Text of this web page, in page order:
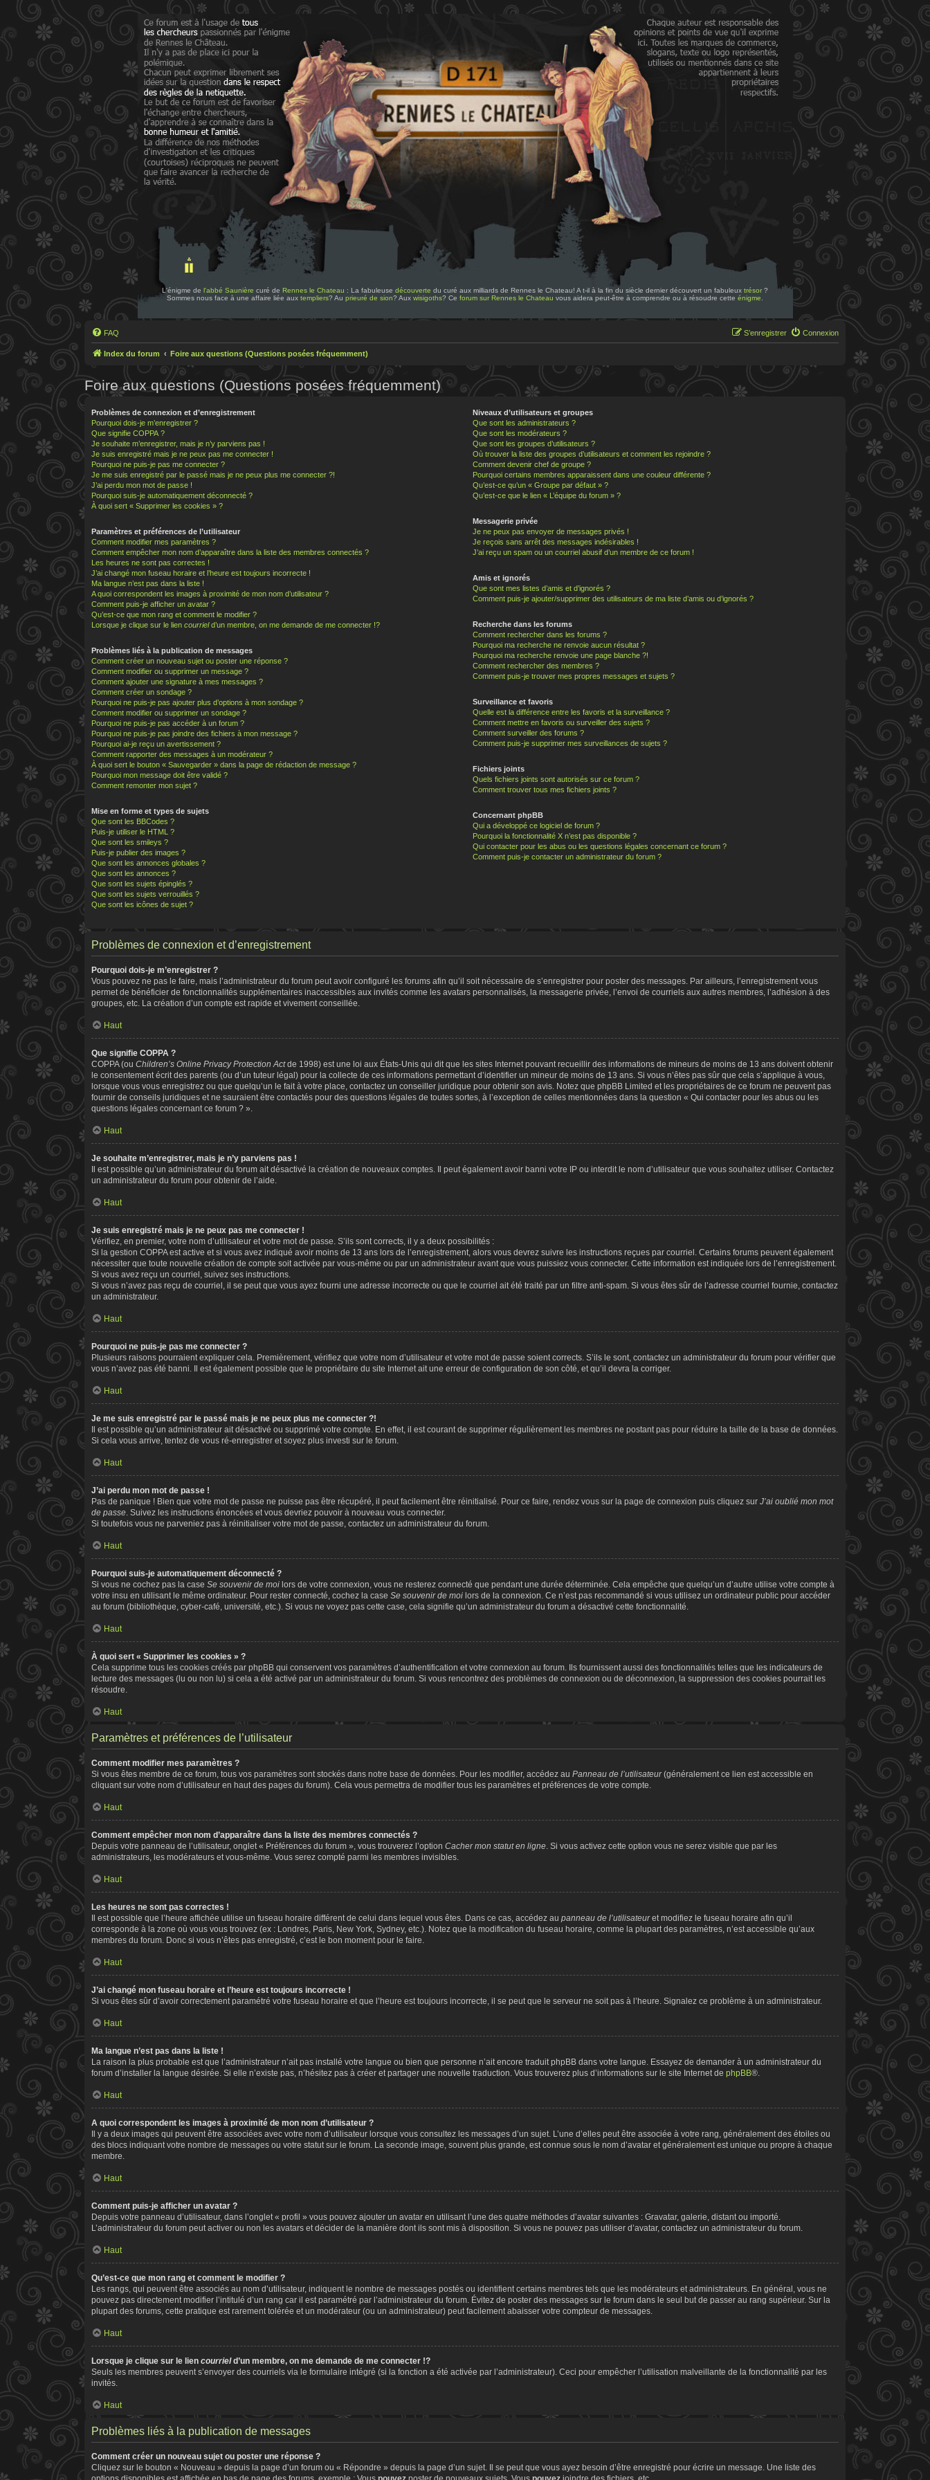
L'énigme de l'abbé Saunière curé de Rennes le Chateau : La fabuleuse découverte du curé aux milliards de Rennes le Chateau! A t-il à la fin du siècle dernier découvert un fabuleux trésor ?
Sommes nous face à une affaire liée aux templiers? Au prieuré de sion? Aux wisigoths? Ce forum sur Rennes le Chateau vous aidera peut-être à comprendre ou à résoudre cette énigme
FAQ Connexion
S’enregistrer
Index du forum Foire aux questions (Questions posées fréquemment)
Foire aux questions (Questions posées fréquemment)
Problèmes de connexion et d’enregistrement
Pourquoi dois-je m’enregistrer ?
Que signifie COPPA ?
Je souhaite m’enregistrer, mais je n’y parviens pas !
Je suis enregistré mais je ne peux pas me connecter !
Pourquoi ne puis-je pas me connecter ?
Je me suis enregistré par le passé mais je ne peux plus me connecter ?!
J’ai perdu mon mot de passe !
Pourquoi suis-je automatiquement déconnecté ?
À quoi sert « Supprimer les cookies » ?
Paramètres et préférences de l’utilisateur
Comment modifier mes paramètres ?
Comment empêcher mon nom d’apparaître dans la liste des membres connectés ?
Les heures ne sont pas correctes !
J’ai changé mon fuseau horaire et l’heure est toujours incorrecte !
Ma langue n’est pas dans la liste !
A quoi correspondent les images à proximité de mon nom d’utilisateur ?
Comment puis-je afficher un avatar ?
Qu’est-ce que mon rang et comment le modifier ?
Lorsque je clique sur le lien courrield’un membre, on me demande de me connecter !?
Problèmes liés à la publication de messages
Comment créer un nouveau sujet ou poster une réponse ?
Comment modifier ou supprimer un message ?
Comment ajouter une signature à mes messages ?
Comment créer un sondage ?
Pourquoi ne puis-je pas ajouter plus d’options à mon sondage ?
Comment modifier ou supprimer un sondage ?
Pourquoi ne puis-je pas accéder à un forum ?
Pourquoi ne puis-je pas joindre des fichiers à mon message ?
Pourquoi ai-je reçu un avertissement ?
Comment rapporter des messages à un modérateur ?
À quoi sert le bouton « Sauvegarder » dans la page de rédaction de message ?
Pourquoi mon message doit être validé ?
Comment remonter mon sujet ?
Mise en forme et types de sujets
Que sont les BBCodes ?
Puis-je utiliser le HTML ?
Que sont les smileys ?
Puis-je publier des images ?
Que sont les annonces globales ?
Que sont les annonces ?
Que sont les sujets épinglés ?
Que sont les sujets verrouillés ?
Que sont les icônes de sujet ?
Niveaux d’utilisateurs et groupes
Que sont les administrateurs ?
Que sont les modérateurs ?
Que sont les groupes d’utilisateurs ?
Où trouver la liste des groupes d’utilisateurs et comment les rejoindre ?
Comment devenir chef de groupe ?
Pourquoi certains membres apparaissent dans une couleur différente ?
Qu’est-ce qu’un « Groupe par défaut » ?
Qu’est-ce que le lien « L’équipe du forum » ?
Messagerie privée
Je ne peux pas envoyer de messages privés !
Je reçois sans arrêt des messages indésirables !
J’ai reçu un spam ou un courriel abusif d’un membre de ce forum !
Amis et ignorés
Que sont mes listes d’amis et d’ignorés ?
Comment puis-je ajouter/supprimer des utilisateurs de ma liste d’amis ou d’ignorés ?
Recherche dans les forums
Comment rechercher dans les forums ?
Pourquoi ma recherche ne renvoie aucun résultat ?
Pourquoi ma recherche renvoie une page blanche ?!
Comment rechercher des membres ?
Comment puis-je trouver mes propres messages et sujets ?
Surveillance et favoris
Quelle est la différence entre les favoris et la surveillance ?
Comment mettre en favoris ou surveiller des sujets ?
Comment surveiller des forums ?
Comment puis-je supprimer mes surveillances de sujets ?
Fichiers joints
Quels fichiers joints sont autorisés sur ce forum ?
Comment trouver tous mes fichiers joints ?
Concernant phpBB
Qui a développé ce logiciel de forum ?
Pourquoi la fonctionnalité X n’est pas disponible ?
Qui contacter pour les abus ou les questions légales concernant ce forum ?
Comment puis-je contacter un administrateur du forum ?
Problèmes de connexion et d’enregistrement
Pourquoi dois-je m’enregistrer ?
Vous pouvez ne pas le faire, mais l’administrateur du forum peut avoir configuré les forums afin qu’il soit nécessaire de s’enregistrer pour poster des messages. Par ailleurs, l’enregistrement vous
permet de bénéficier de fonctionnalités supplémentaires inaccessibles aux invités comme les avatars personnalisés, la messagerie privée, l’envoi de courriels aux autres membres, l’adhésion à des
groupes, etc. La création d’un compte est rapide et vivement conseillée.
Haut
Que signifie COPPA ?
COPPA (ou Children’s Online Privacy Protection Actde 1998) est une loi aux États-Unis qui dit que les sites Internet pouvant recueillir des informations de mineurs de moins de 13 ans doivent obtenir
le consentement écrit des parents (ou d’un tuteur légal) pour la collecte de ces informations permettant d’identifier un mineur de moins de 13 ans. Si vous n’êtes pas sûr que cela s’applique à vous,
lorsque vous vous enregistrez ou que quelqu’un le fait à votre place, contactez un conseiller juridique pour obtenir son avis. Notez que phpBB Limited et les propriétaires de ce forum ne peuvent pas
fournir de conseils juridiques et ne sauraient être contactés pour des questions légales de toutes sortes, à l’exception de celles mentionnées dans la question « Qui contacter pour les abus ou les
questions légales concernant ce forum ? ».
Haut
Je souhaite m’enregistrer, mais je n’y parviens pas !
Il est possible qu’un administrateur du forum ait désactivé la création de nouveaux comptes. Il peut également avoir banni votre IP ou interdit le nom d’utilisateur que vous souhaitez utiliser. Contactez
un administrateur du forum pour obtenir de l’aide.
Haut
Je suis enregistré mais je ne peux pas me connecter !
Vérifiez, en premier, votre nom d’utilisateur et votre mot de passe. S’ils sont corrects, il y a deux possibilités :
Si la gestion COPPA est active et si vous avez indiqué avoir moins de 13 ans lors de l’enregistrement, alors vous devrez suivre les instructions reçues par courriel. Certains forums peuvent également
nécessiter que toute nouvelle création de compte soit activée par vous-même ou par un administrateur avant que vous puissiez vous connecter. Cette information est indiquée lors de l’enregistrement.
Si vous avez reçu un courriel, suivez ses instructions.
Si vous n’avez pas reçu de courriel, il se peut que vous ayez fourni une adresse incorrecte ou que le courriel ait été traité par un filtre anti-spam. Si vous êtes sûr de l’adresse courriel fournie, contactez
un administrateur.
Haut
Pourquoi ne puis-je pas me connecter ?
Plusieurs raisons pourraient expliquer cela. Premièrement, vérifiez que votre nom d’utilisateur et votre mot de passe soient corrects. S’ils le sont, contactez un administrateur du forum pour vérifier que
vous n’avez pas été banni. Il est également possible que le propriétaire du site Internet ait une erreur de configuration de son côté, et qu’il devra la corriger.
Haut
Je me suis enregistré par le passé mais je ne peux plus me connecter ?!
Il est possible qu’un administrateur ait désactivé ou supprimé votre compte. En effet, il est courant de supprimer régulièrement les membres ne postant pas pour réduire la taille de la base de données.
Si cela vous arrive, tentez de vous ré-enregistrer et soyez plus investi sur le forum.
Haut
J’ai perdu mon mot de passe !
Pas de panique ! Bien que votre mot de passe ne puisse pas être récupéré, il peut facilement être réinitialisé. Pour ce faire, rendez vous sur la page de connexion puis cliquez sur J’ai oublié mon mot
de passe. Suivez les instructions énoncées et vous devriez pouvoir à nouveau vous connecter.
Si toutefois vous ne parveniez pas à réinitialiser votre mot de passe, contactez un administrateur du forum.
Haut
Pourquoi suis-je automatiquement déconnecté ?
Si vous ne cochez pas la case Se souvenir de moi lors de votre connexion, vous ne resterez connecté que pendant une durée déterminée. Cela empêche que quelqu’un d’autre utilise votre compte à
votre insu en utilisant le même ordinateur. Pour rester connecté, cochez la case Se souvenir de moi lors de la connexion. Ce n’est pas recommandé si vous utilisez un ordinateur public pour accéder
au forum (bibliothèque, cyber-café, université, etc.). Si vous ne voyez pas cette case, cela signifie qu’un administrateur du forum a désactivé cette fonctionnalité.
Haut
À quoi sert « Supprimer les cookies » ?
Cela supprime tous les cookies créés par phpBB qui conservent vos paramètres d’authentification et votre connexion au forum. Ils fournissent aussi des fonctionnalités telles que les indicateurs de
lecture des messages (lu ou non lu) si cela a été activé par un administrateur du forum. Si vous rencontrez des problèmes de connexion ou de déconnexion, la suppression des cookies pourrait les
résoudre.
Haut
Paramètres et préférences de l’utilisateur
Comment modifier mes paramètres ?
Si vous êtes membre de ce forum, tous vos paramètres sont stockés dans notre base de données. Pour les modifier, accédez au Panneau de l’utilisateur(généralement ce lien est accessible en
cliquant sur votre nom d’utilisateur en haut des pages du forum). Cela vous permettra de modifier tous les paramètres et préférences de votre compte.
Haut
Comment empêcher mon nom d’apparaître dans la liste des membres connectés ?
Depuis votre panneau de l’utilisateur, onglet « Préférences du forum », vous trouverez l’option Cacher mon statut en ligne. Si vous activez cette option vous ne serez visible que par les
administrateurs, les modérateurs et vous-même. Vous serez compté parmi les membres invisibles.
Haut
Les heures ne sont pas correctes !
Il est possible que l’heure affichée utilise un fuseau horaire différent de celui dans lequel vous êtes. Dans ce cas, accédez au panneau de l’utilisateuret modifiez le fuseau horaire afin qu’il
corresponde à la zone où vous vous trouvez (ex : Londres, Paris, New York, Sydney, etc.). Notez que la modification du fuseau horaire, comme la plupart des paramètres, n’est accessible qu’aux
membres du forum. Donc si vous n’êtes pas enregistré, c’est le bon moment pour le faire.
Haut
J’ai changé mon fuseau horaire et l’heure est toujours incorrecte !
Si vous êtes sûr d’avoir correctement paramétré votre fuseau horaire et que l’heure est toujours incorrecte, il se peut que le serveur ne soit pas à l’heure. Signalez ce problème à un administrateur.
Haut
Ma langue n’est pas dans la liste !
La raison la plus probable est que l’administrateur n’ait pas installé votre langue ou bien que personne n’ait encore traduit phpBB dans votre langue. Essayez de demander à un administrateur du
forum d’installer la langue désirée. Si elle n’existe pas, n’hésitez pas à créer et partager une nouvelle traduction. Vous trouverez plus d’informations sur le site Internet de phpBB®.
Haut
A quoi correspondent les images à proximité de mon nom d’utilisateur ?
Il y a deux images qui peuvent être associées avec votre nom d’utilisateur lorsque vous consultez les messages d’un sujet. L’une d’elles peut être associée à votre rang, généralement des étoiles ou
des blocs indiquant votre nombre de messages ou votre statut sur le forum. La seconde image, souvent plus grande, est connue sous le nom d’avatar et généralement est unique ou propre à chaque
membre.
Haut
Comment puis-je afficher un avatar ?
Depuis votre panneau d’utilisateur, dans l’onglet « profil » vous pouvez ajouter un avatar en utilisant l’une des quatre méthodes d’avatar suivantes : Gravatar, galerie, distant ou importé.
L’administrateur du forum peut activer ou non les avatars et décider de la manière dont ils sont mis à disposition. Si vous ne pouvez pas utiliser d’avatar, contactez un administrateur du forum.
Haut
Qu’est-ce que mon rang et comment le modifier ?
Les rangs, qui peuvent être associés au nom d’utilisateur, indiquent le nombre de messages postés ou identifient certains membres tels que les modérateurs et administrateurs. En général, vous ne
pouvez pas directement modifier l’intitulé d’un rang car il est paramétré par l’administrateur du forum. Évitez de poster des messages sur le forum dans le seul but de passer au rang supérieur. Sur la
plupart des forums, cette pratique est rarement tolérée et un modérateur (ou un administrateur) peut facilement abaisser votre compteur de messages.
Haut
Lorsque je clique sur le lien courrield’un membre, on me demande de me connecter !?
Seuls les membres peuvent s’envoyer des courriels via le formulaire intégré (si la fonction a été activée par l’administrateur). Ceci pour empêcher l’utilisation malveillante de la fonctionnalité par les
invités.
Haut
Problèmes liés à la publication de messages
Comment créer un nouveau sujet ou poster une réponse ?
Cliquez sur le bouton « Nouveau » depuis la page d’un forum ou « Répondre » depuis la page d’un sujet. Il se peut que vous ayez besoin d’être enregistré pour écrire un message. Une liste des